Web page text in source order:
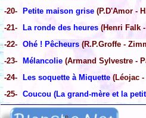
-20-
Petite maison grise (P.D'Amor -
-21-
La ronde des heures (Henri Falk
-22- Ohé ! Pêcheurs (R.P.Groffe -
-23-
Mélancolie (Armand Sylvestre -
-24-
Les soquette à Miquette (Léojac -
-25- Coucou (La grand-mère et la